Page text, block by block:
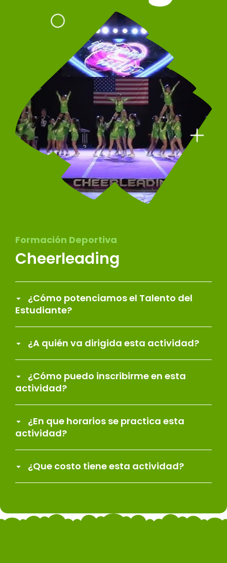
Formación Deportiva
Cheerleading
¿Cómo potenciamos el Talento del
Estudiante?
¿A quién va dirigida esta actividad?
¿Cómo puedo inscribirme en esta
actividad?
¿En que horarios se practica esta
actividad?
¿Que costo tiene esta actividad?